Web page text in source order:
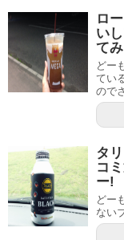
ロ
い
てみ
どー
てい
ので
タ
コ
ー!
どー
ない